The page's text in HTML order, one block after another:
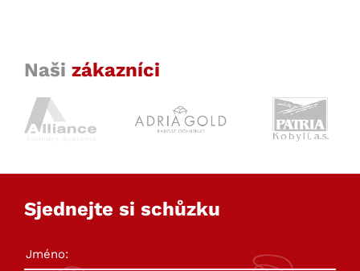
Naši zákazníci
Sjednejte si schůzku